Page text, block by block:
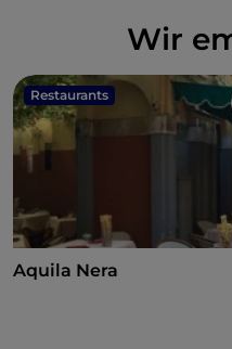
Wir
Restaurants
Aquila Nera